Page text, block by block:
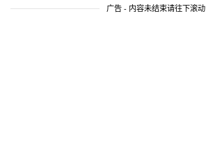
广告 - 内容未结束请往下滚动